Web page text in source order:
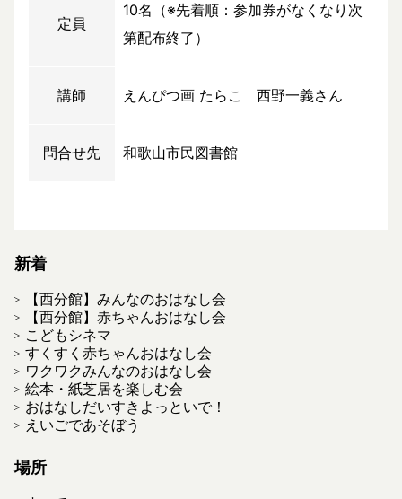
定員
10名（※先着順：参加券がなくなり次
第配布終了）
講師 えんぴつ画 たらこ 西野一義さん
問合せ先 和歌山市民図書館
新着
【西分館】みんなのおはなし会
【西分館】赤ちゃんおはなし会
こどもシネマ
すくすく赤ちゃんおはなし会
ワクワクみんなのおはなし会
絵本・紙芝居を楽しむ会
おはなしだいすきよっといで！
えいごであそぼう
場所